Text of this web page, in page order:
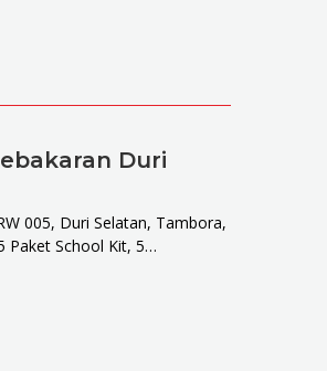
Duri
005, Duri Selatan, Tambora,
Paket School Kit, 5…